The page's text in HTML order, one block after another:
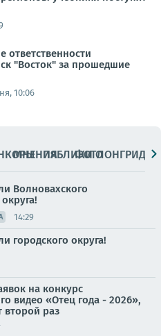
ответственности
"Восток" за прошедшие
10:06
МНЕНИЯПАБЛИКИ
ФОТОЛОНГРИДЫ
Волновахского
14:29
городского округа!
на конкурс
видео «Отец года - 2026»,
второй раз